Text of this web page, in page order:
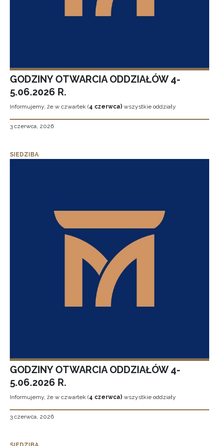
GODZINY OTWARCIA ODDZIAŁÓW 4-
5.06.2026 R.
Informujemy, że w czwartek (4 czerwca) wszystkie oddziały
3 czerwca, 2026
SIEDZIBA
GODZINY OTWARCIA ODDZIAŁÓW 4-
5.06.2026 R.
Informujemy, że w czwartek (4 czerwca) wszystkie oddziały
3 czerwca, 2026